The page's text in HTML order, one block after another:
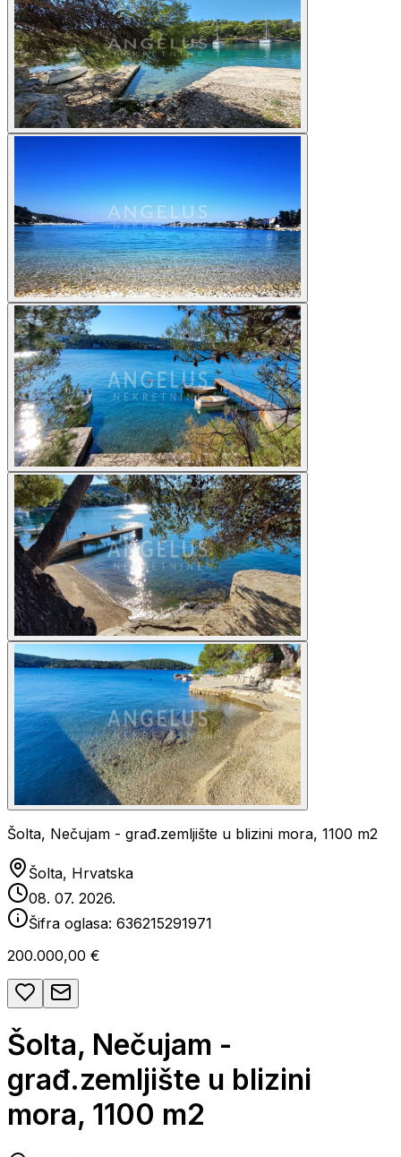
Šolta, Nečujam - građ.zemljište u blizini mora, 1100 m2
Šolta, Hrvatska
08. 07. 2026.
Šifra oglasa: 636215291971
200.000,00 €
Šolta, Nečujam -
građ.zemljište u blizini
mora, 1100 m2